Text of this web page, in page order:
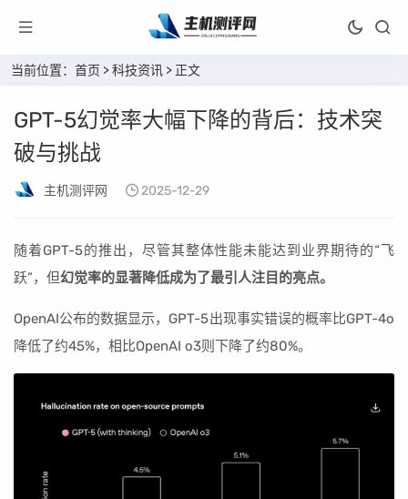
当前位置： 首页 >科技资讯 > 正文
GPT-5幻觉率大幅下降的背后：技术突
破与挑战
主机测评网 2025-12-29
随着GPT-5的推出，尽管其整体性能未能达到业界期待的“飞
跃”，但幻觉率的显著降低成为了最引人注目的亮点。
OpenAI公布的数据显示，GPT-5出现事实错误的概率比GPT-4o
降低了约45%，相比OpenAI o3则下降了约80%。